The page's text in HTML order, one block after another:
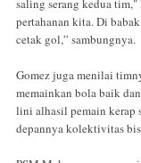
saling serang kedua
pertahanan kita. Di
cetak gol,” sambungnya.
Gomez juga menilai
memainkan bola baik
lini alhasil pemain kerap
depannya kolektivitas